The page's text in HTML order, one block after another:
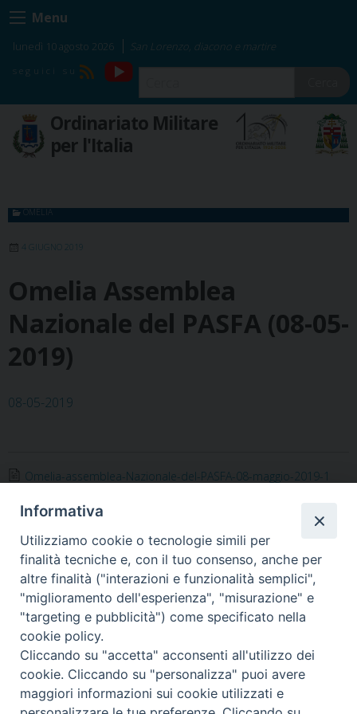
Skip
to
content
Menu
lunedì 10 agosto 2026 San Lorenzo, diacono e martire
RSS
YouTube
Ordinariato Militare
per l'Italia
OMELIA
4 GIUGNO 2019
Omelia Assemblea
Nazionale del PASFA (08-05-
2019)
08-05-2019
Omelia-assemblea-Nazionale-del-PASFA-08-maggio-2019-1
Omelia dell’Arcivescovo alla
Messa Crismale
(11-05-2019) Omelia
dell’Ordinario nella
celebrazione per l’Adunata
Informativa
Utilizziamo cookie o tecnologie simili per
finalità tecniche e, con il tuo consenso, anche per
altre finalità ("interazioni e funzionalità semplici",
"miglioramento dell'esperienza", "misurazione" e
"targeting e pubblicità") come specificato nella
cookie policy.
Cliccando su "accetta" acconsenti all'utilizzo dei
cookie. Cliccando su "personalizza" puoi avere
maggiori informazioni sui cookie utilizzati e